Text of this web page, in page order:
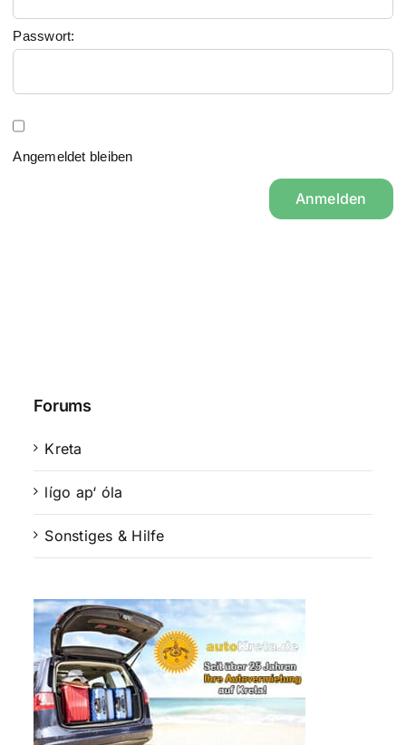
Passwort:
Angemeldet bleiben
Anmelden
Forums
Kreta
lígo ap‘ óla
Sonstiges & Hilfe